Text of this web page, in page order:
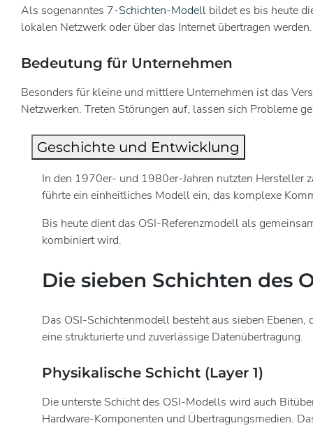
Als sogenanntes 7-Schichten-Modell bildet es bis heute
lokalen Netzwerk oder über das Internet übertragen werden.
Bedeutung für Unternehmen
Besonders für kleine und mittlere Unternehmen ist das
Netzwerken. Treten Störungen auf, lassen sich Probleme
Geschichte und Entwicklung
In den 1970er- und 1980er-Jahren nutzten Hersteller
führte ein einheitliches Modell ein, das komplexe
Bis heute dient das OSI-Referenzmodell als
kombiniert wird.
Die sieben Schichten des
Das OSI-Schichtenmodell besteht aus sieben
eine strukturierte und zuverlässige Datenübertragung.
Physikalische Schicht (Layer 1)
Die unterste Schicht des OSI-Modells wird auch
Hardware-Komponenten und Übertragungsmedien.